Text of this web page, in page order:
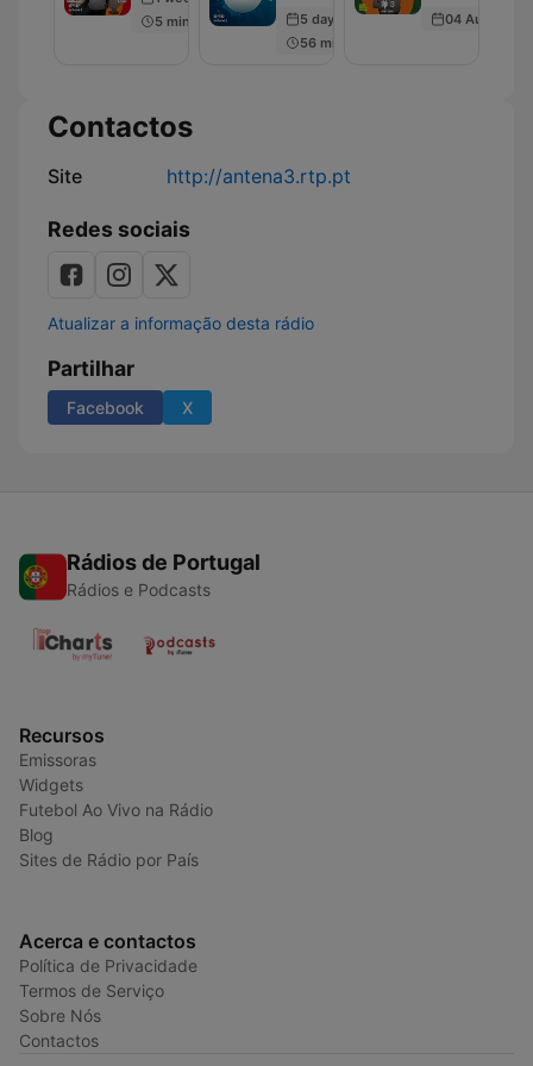
5 min
5 days ago
56 min
04 Aug 2025
Contactos
Site http://antena3.rtp.pt
Redes sociais
Atualizar a informação desta rádio
Partilhar
Facebook X
Rádios de Portugal
Rádios e Podcasts
Recursos
Emissoras
Widgets
Futebol Ao Vivo na Rádio
Blog
Sites de Rádio por País
Acerca e contactos
Política de Privacidade
Termos de Serviço
Sobre Nós
Contactos